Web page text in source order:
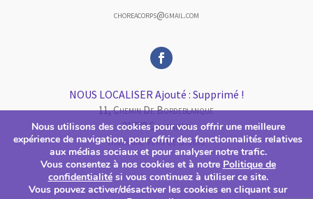
choreacorps@gmail.com
NOUS LOCALISER Ajouté : Supprimé !
11, Chemin De Bordeblanque
31770 Colomiers
Itinéraire Vers Ce Studio
Nous utilisons des cookies pour vous offrir une meilleure
expérience de navigation, pour offrir des fonctionnalités relatives
aux médias sociaux et pour analyser notre trafic.
Vous consentez à nos cookies et à notre Politique de
confidentialitési vous continuez à utiliser ce site.
Vous pouvez activer/désactiver les cookies en cliquant sur